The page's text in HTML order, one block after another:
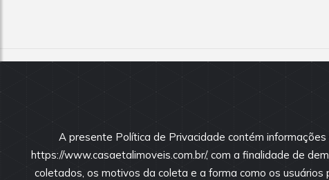
A presente Política de Privacidade contém
https://www.casaetalimoveis.com.br/, com a finalidade de
coletados, os motivos da coleta e a forma como os
:: CRECI 37897-J Todos os
Todas as informações e valores exibidos neste portal
nossos corretores.